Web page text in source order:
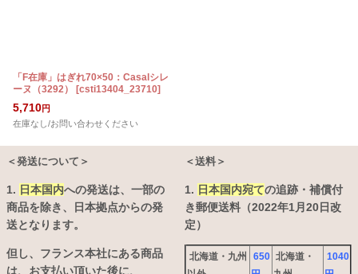
「F在庫」はぎれ70×50：Casalシレ
ーヌ（3292）
[csti13404_23710]
5,710円
在庫なし/お問い合わせください
＜発送について＞
1. 日本国内への発送は、 一部の
商品を除き、日本拠点からの発
送となります。
但し、フランス本社にある商品
は、お支払い頂いた後に、
＜送料＞
1. 日本国内宛ての追跡・補償付
き郵便送料（2022年1月20日改
定）
北海道・九州
650 北海道・
1040